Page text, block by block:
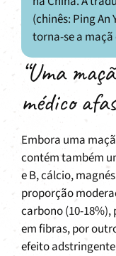
(chinês: Ping An
torna-se a
“Uma
médico
Embora uma
contém também
e B, cálcio,
proporção
carbono (10-
em fibras, por
efeito